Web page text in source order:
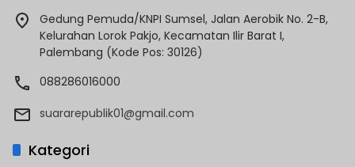
Gedung Pemuda/KNPI Sumsel, Jalan Aerobik No. 2-B,
Kelurahan Lorok Pakjo, Kecamatan Ilir Barat I,
Palembang (Kode Pos: 30126)
088286016000
suararepublik01@gmail.com
Kategori